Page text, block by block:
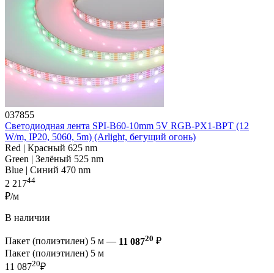
037855
Светодиодная лента SPI-B60-10mm 5V RGB-PX1-BPT (12
W/m, IP20, 5060, 5m) (Arlight, бегущий огонь)
Red | Красный 625 nm
Green | Зелёный 525 nm
Blue | Синий 470 nm
2 21744
₽/м
В наличии
Пакет (полиэтилен) 5 м — 11 08720 ₽
Пакет (полиэтилен) 5 м
11 08720₽